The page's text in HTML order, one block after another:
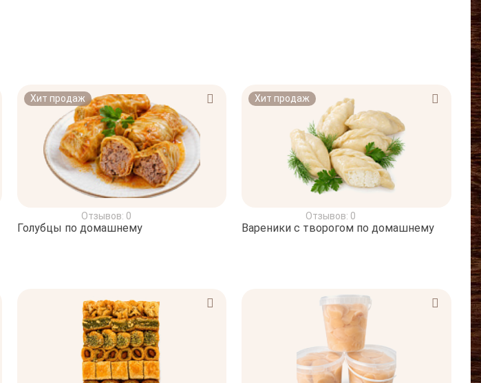
Хит продаж
Отзывов: 0
Голубцы по домашнему
Хит продаж
Отзывов: 0
Вареники с творогом по домашнему